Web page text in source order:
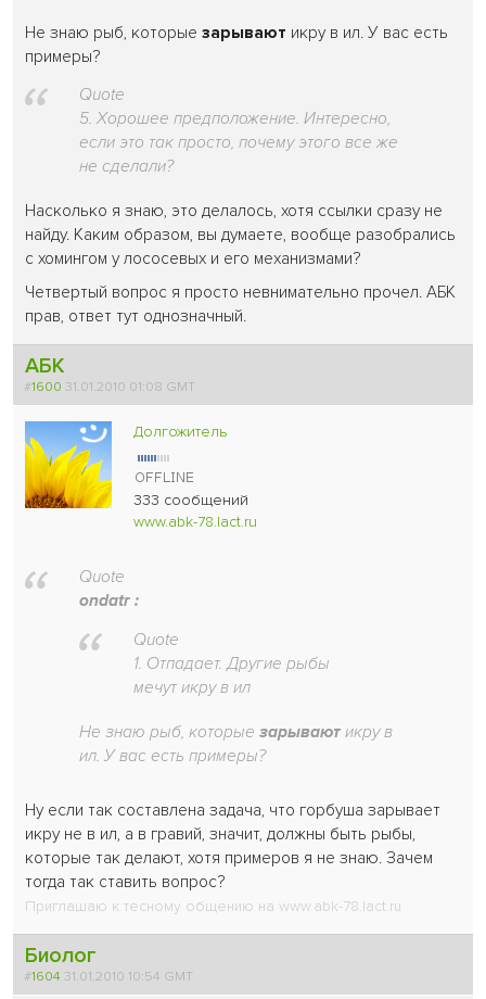
Не знаю рыб, которыезарывают икру в ил. У вас есть
примеры?
Quote
5. Хорошее предположение. Интересно,
если это так просто, почему этого все же
не сделали?
Насколько я знаю, это делалось, хотя ссылки сразу не
найду. Каким образом, вы думаете, вообще разобрались
с хомингом у лососевых и его механизмами?
Четвертый вопрос я просто невнимательно прочел. АБК
прав, ответ тут однозначный.
АБК
#1600 31.01.2010 01:08 GMT
Долгожитель
333 сообщений
www.abk-78.lact.ru
Quote
ondatr :
Quote
1. Отпадает. Другие рыбы
мечут икру в ил
Не знаю рыб, которыезарывают икру в
ил. У вас есть примеры?
Ну если так составлена задача, что горбуша зарывает
икру не в ил, а в гравий, значит, должны быть рыбы,
которые так делают, хотя примеров я не знаю. Зачем
тогда так ставить вопрос?
Приглашаю к тесному общению на www.abk-78.lact.ru
Биолог
#1604 31.01.2010 10:54 GMT